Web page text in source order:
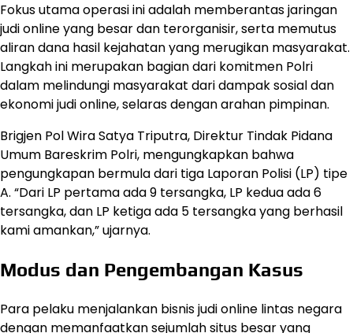
Fokus utama operasi ini adalah memberantas jaringan
judi online yang besar dan terorganisir, serta memutus
aliran dana hasil kejahatan yang merugikan masyarakat.
Langkah ini merupakan bagian dari komitmen Polri
dalam melindungi masyarakat dari dampak sosial dan
ekonomi judi online, selaras dengan arahan pimpinan.
Brigjen Pol Wira Satya Triputra, Direktur Tindak Pidana
Umum Bareskrim Polri, mengungkapkan bahwa
pengungkapan bermula dari tiga Laporan Polisi (LP) tipe
A. “Dari LP pertama ada 9 tersangka, LP kedua ada 6
tersangka, dan LP ketiga ada 5 tersangka yang berhasil
kami amankan,” ujarnya.
Modus dan Pengembangan Kasus
Para pelaku menjalankan bisnis judi online lintas negara
dengan memanfaatkan sejumlah situs besar yang